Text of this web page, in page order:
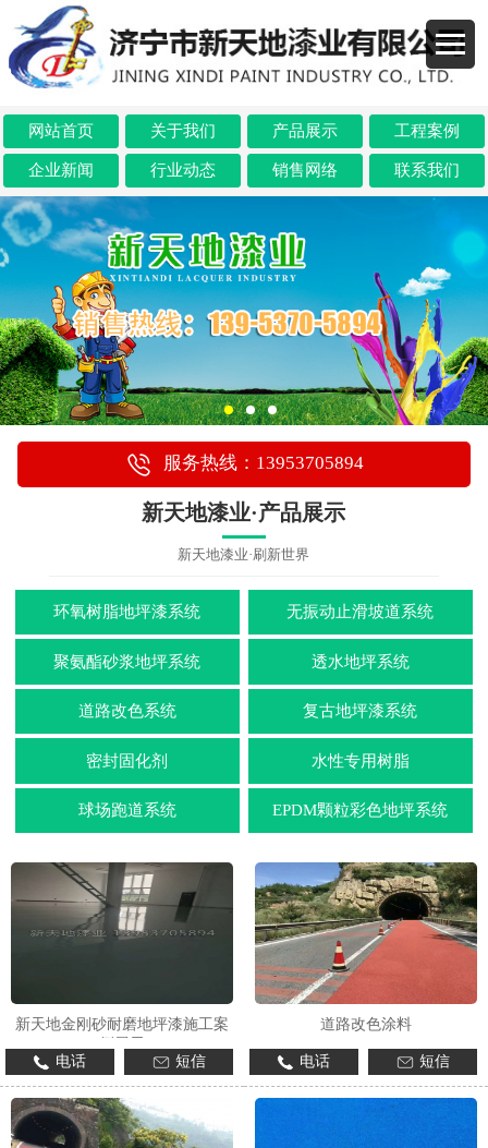
网站首页 关于我们 产品展示 工程案例
企业新闻 行业动态 销售网络 联系我们
服务热线：13953705894
新天地漆业·产品展示
新天地漆业·刷新世界
环氧树脂地坪漆系统 无振动止滑坡道系统
聚氨酯砂浆地坪系统 透水地坪系统
道路改色系统 复古地坪漆系统
密封固化剂 水性专用树脂
球场跑道系统 EPDM颗粒彩色地坪系统
新天地金刚砂耐磨地坪漆施工案
电话
短信
道路改色涂料
电话 短信